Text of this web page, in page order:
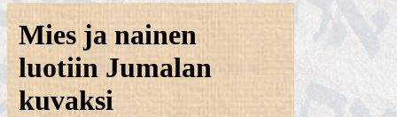
Mies ja nainen
luotiin Jumalan
kuvaksi